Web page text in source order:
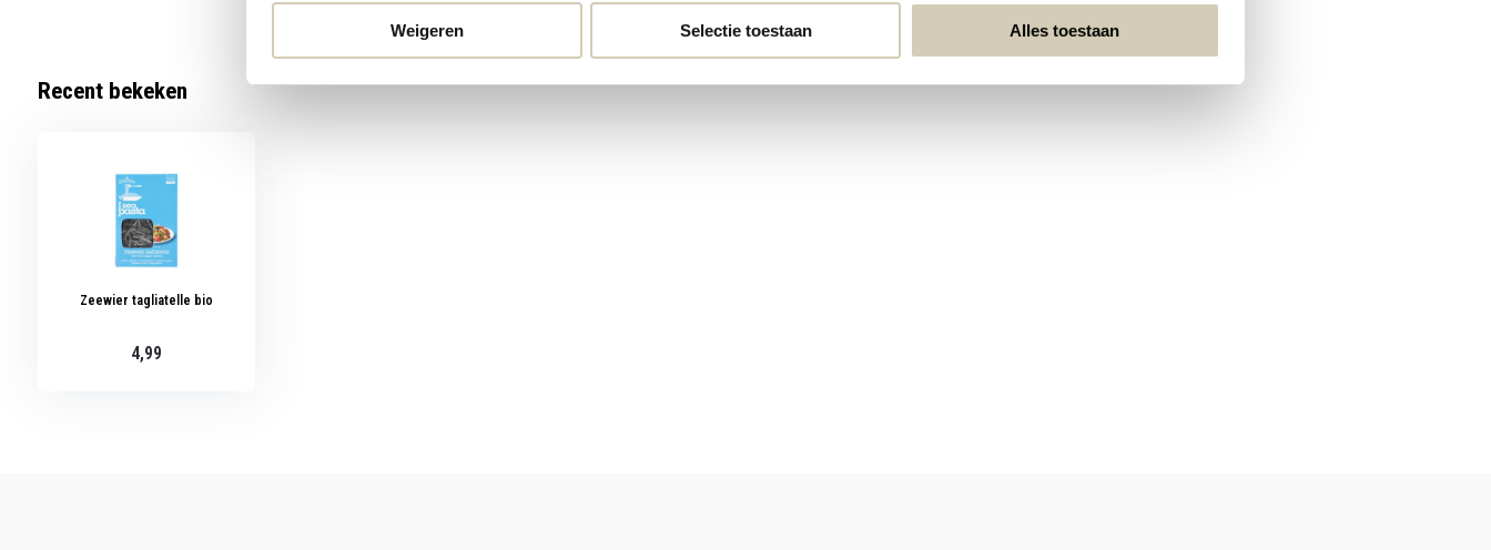
Weigeren Selectie toestaan Alles toestaan
Recent bekeken
Zeewier tagliatelle bio
4,99